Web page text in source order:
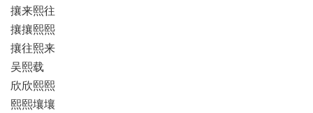
攘来熙往
攘攘熙熙
攘往熙来
吴熙载
欣欣熙熙
熙熙壤壤